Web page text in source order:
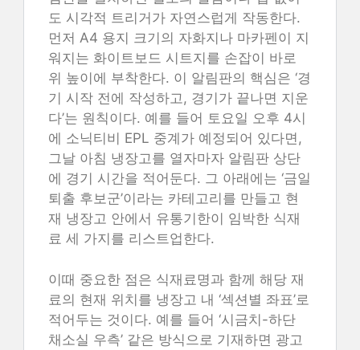
도 시각적 트리거가 자연스럽게 작동한다.
먼저 A4 용지 크기의 자화지나 마카펜이 지
워지는 화이트보드 시트지를 손잡이 바로
위 높이에 부착한다. 이 알림판의 핵심은 ‘경
기 시작 전에 작성하고, 경기가 끝나면 지운
다’는 원칙이다. 예를 들어 토요일 오후 4시
에 소닉티비 EPL 중계가 예정되어 있다면,
그날 아침 냉장고를 열자마자 알림판 상단
에 경기 시간을 적어둔다. 그 아래에는 ‘금일
퇴출 후보군’이라는 카테고리를 만들고 현
재 냉장고 안에서 유통기한이 임박한 식재
료 세 가지를 리스트업한다.
이때 중요한 점은 식재료명과 함께 해당 재
료의 현재 위치를 냉장고 내 ‘섹션별 좌표’로
적어두는 것이다. 예를 들어 ‘시금치-하단
채소실 우측’ 같은 방식으로 기재하면 광고